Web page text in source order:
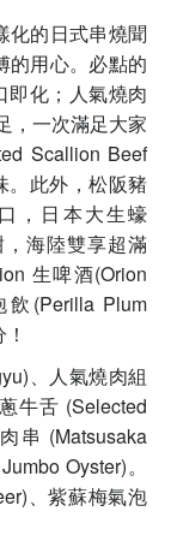
化的日式串燒聞
的用心。必點的
即化；人氣燒肉
，一次滿足大家
Scallion Beef
。此外，松阪豬
，日本大生蠔
，海陸雙享超滿
生啤酒(Orion
(Perilla Plum
、人氣燒肉組
牛舌 (Selected
串 (Matsusaka
Oyster)。
、紫蘇梅氣泡